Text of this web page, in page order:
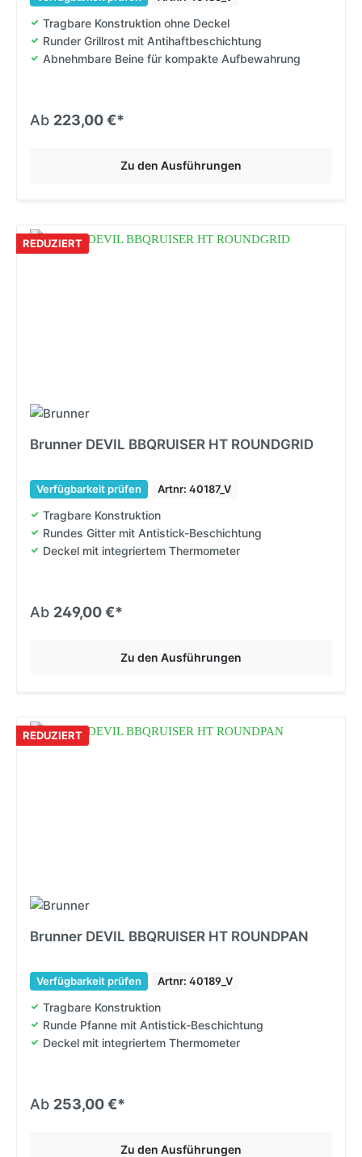
Tragbare Konstruktion ohne Deckel
Runder Grillrost mit Antihaftbeschichtung
Abnehmbare Beine für kompakte Aufbewahrung
Ab 223,00 €*
Zu den Ausführungen
REDUZIERT
Brunner DEVIL BBQRUISER HT ROUNDGRID
Verfügbarkeit prüfen Artnr: 40187_V
Tragbare Konstruktion
Rundes Gitter mit Antistick-Beschichtung
Deckel mit integriertem Thermometer
Ab 249,00 €*
Zu den Ausführungen
REDUZIERT
Brunner DEVIL BBQRUISER HT ROUNDPAN
Verfügbarkeit prüfen Artnr: 40189_V
Tragbare Konstruktion
Runde Pfanne mit Antistick-Beschichtung
Deckel mit integriertem Thermometer
Ab 253,00 €*
Zu den Ausführungen